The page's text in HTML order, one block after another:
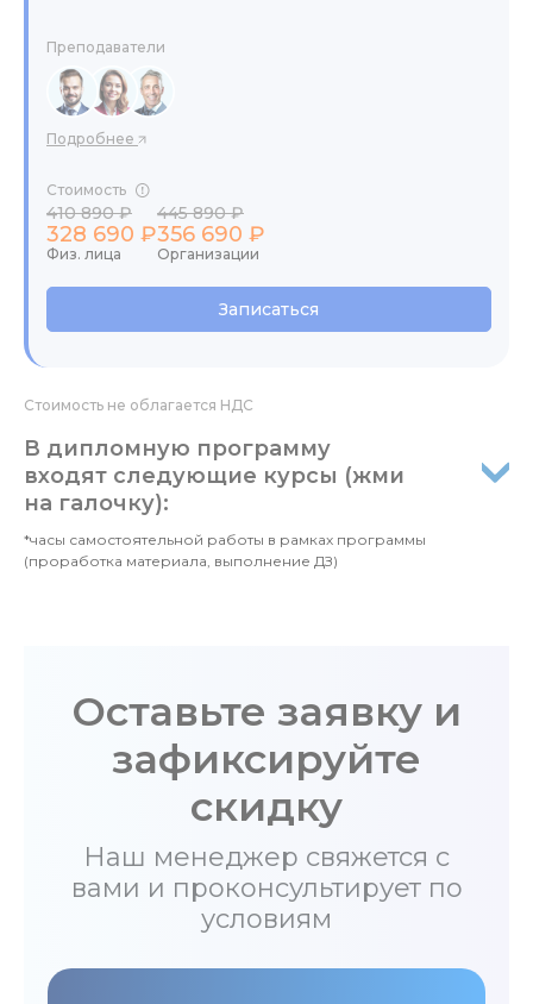
Преподаватели
Подробнее
Стоимость
410 890 ₽
328 690 ₽
Физ. лица
445 890 ₽
356 690 ₽
Организации
Записаться
Стоимость не облагается НДС
В дипломную программу
входят следующие курсы (жми
на галочку):
*часы самостоятельной работы в рамках программы
(проработка материала, выполнение ДЗ)
Оставьте заявку и
зафиксируйте
скидку
Наш менеджер свяжется с
вами и проконсультирует по
условиям